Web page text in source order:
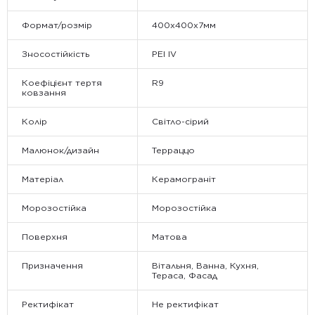
Формат/розмір 400x400x7мм
Зносостійкість PEI IV
Коефіцієнт тертя
ковзання
R9
Колір Світло-сірий
Малюнок/дизайн Терраццо
Матеріал Керамограніт
Морозостійка Морозостійка
Поверхня Матова
Призначення
Вітальня, Ванна, Кухня,
Тераса, Фасад
Ректифікат Не ректифікат